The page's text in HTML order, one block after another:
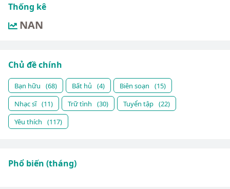
Thống kê
NAN
Chủ đề chính
Bạn hữu (68) Bất hủ (4) Biên soạn
(15)
Nhạc sĩ (11) Trữ tình (30) Tuyển tập (22)
Yêu thích
(117)
Phổ biến (tháng)